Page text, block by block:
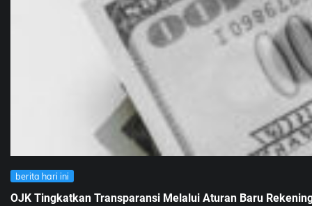
berita hari ini
OJK Tingkatkan Transparansi Melalui Aturan Baru